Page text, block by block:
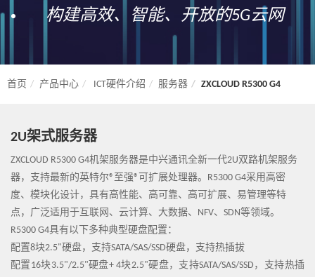
构建高效、智能、开放的5G云网
首页 产品中心 ICT硬件介绍 服务器 ZXCLOUD R5300 G4
2U架式服务器
ZXCLOUD R5300 G4机架服务器是中兴通讯全新一代2U双路机架服务
器，支持最新的英特尔®至强®可扩展处理器。R5300 G4采用高密
度、模块化设计，具有高性能、高可靠、高可扩展、易管理等特
点，广泛适用于互联网、云计算、大数据、NFV、SDN等领域。
R5300 G4具有以下多种典型硬盘配置：
配置8块2.5"硬盘，支持SATA/SAS/SSD硬盘，支持热插拔
配置16块3.5"/2.5"硬盘+ 4块2.5"硬盘，支持SATA/SAS/SSD，支持热插